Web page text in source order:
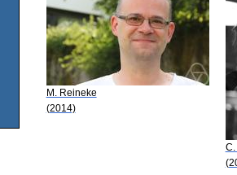
M. Reineke
(2014)